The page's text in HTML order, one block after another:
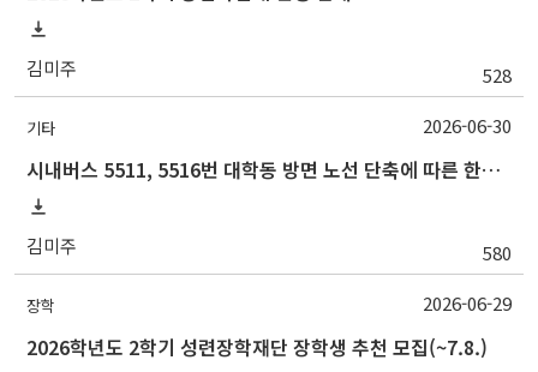
김미주 528
기타
시내버스 5511, 5516번 대학동 방면 노선 단축에 따른 한시적 셔틀버스 연장 운행 안내
김미주 580
2026-06-30
장학
2026학년도 2학기 성련장학재단 장학생 추천 모집(~7.8.)
2026-06-29